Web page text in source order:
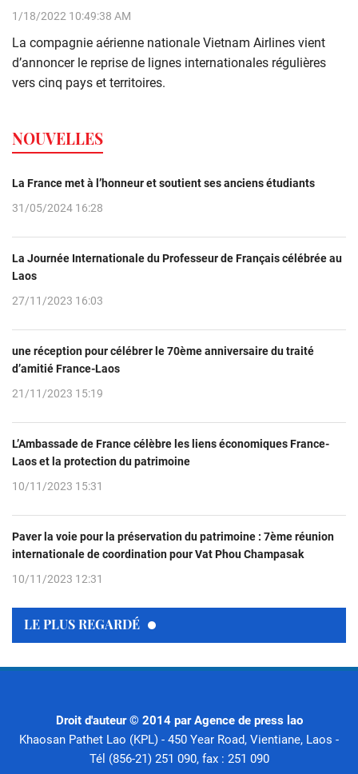
1/18/2022 10:49:38 AM
La compagnie aérienne nationale Vietnam Airlines vient
d’annoncer le reprise de lignes internationales régulières
vers cinq pays et territoires.
NOUVELLES
La France met à l’honneur et soutient ses anciens étudiants
31/05/2024 16:28
La Journée Internationale du Professeur de Français célébrée au
Laos
27/11/2023 16:03
une réception pour célébrer le 70ème anniversaire du traité
d’amitié France-Laos
21/11/2023 15:19
L’Ambassade de France célèbre les liens économiques France-
Laos et la protection du patrimoine
10/11/2023 15:31
Paver la voie pour la préservation du patrimoine : 7ème réunion
internationale de coordination pour Vat Phou Champasak
10/11/2023 12:31
LE PLUS REGARDÉ
Droit d'auteur © 2014 par Agence de press lao
Khaosan Pathet Lao (KPL) - 450 Year Road, Vientiane, Laos -
Tél (856-21) 251 090, fax : 251 090